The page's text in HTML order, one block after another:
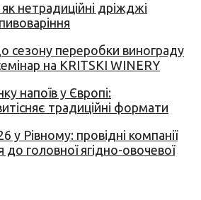
нетрадиційні дріжджі
сезону переробки винограду
на KRITSKI WINERY
напоїв у Європі:
традиційні формати
у Рівному: провідні компанії
до головної ягідно-овочевої